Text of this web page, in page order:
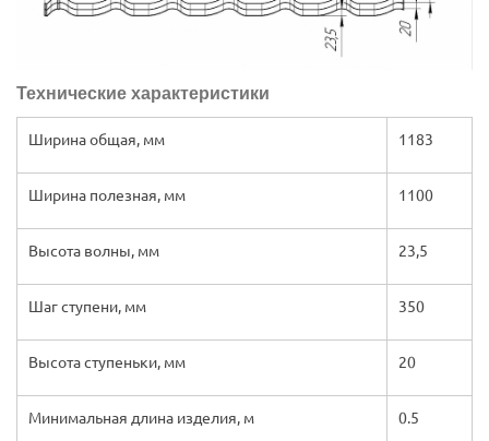
Технические характеристики
Ширина общая, мм 1183
Ширина полезная, мм 1100
Высота волны, мм 23,5
Шаг ступени, мм 350
Высота ступеньки, мм 20
Минимальная длина изделия, м 0.5